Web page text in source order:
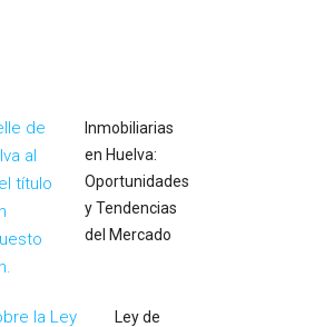
Inmobiliarias
en Huelva:
Oportunidades
y Tendencias
del Mercado
Ley de